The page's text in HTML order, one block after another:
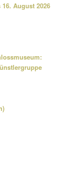
August 2026